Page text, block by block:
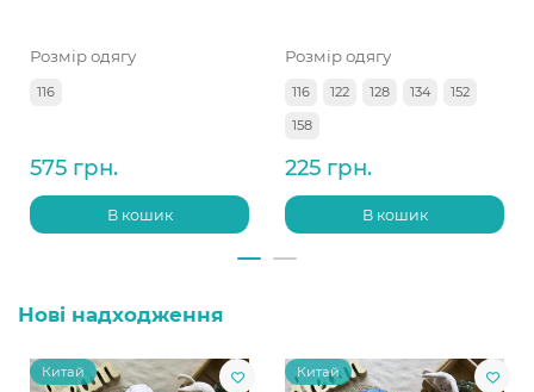
Розмір одягу
116
575 грн.
В кошик
Розмір одягу
116 122 128 134
152
158
225 грн.
В кошик
Нові надходження
Китай Китай